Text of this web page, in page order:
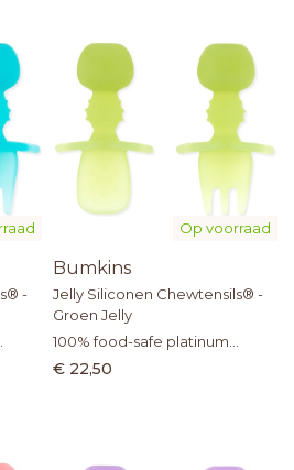
-
Op voorraad
Bumkins
Jelly Siliconen Chewtensils® -
Groen Jelly
100% food-safe platinum
silicone
€ 22,50